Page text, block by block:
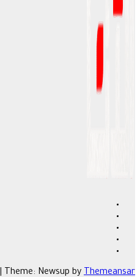
Theme: Newsup by Themeansar